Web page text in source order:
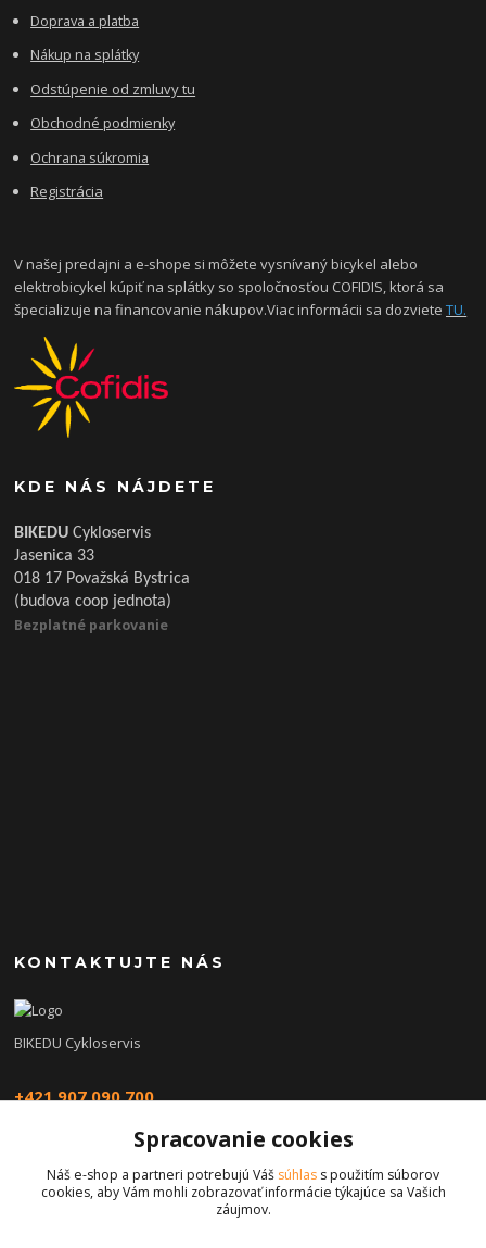
Doprava a platba
Nákup na splátky
Odstúpenie od zmluvy tu
Obchodné podmienky
Ochrana súkromia
Registrácia
V našej predajni a e-shope si môžete vysnívaný bicykel alebo
elektrobicykel kúpiť na splátky so spoločnosťou COFIDIS, ktorá sa
špecializuje na financovanie nákupov.Viac informácii sa dozvieteTU.
KDE NÁS NÁJDETE
BIKEDUCykloservis
Jasenica 33
018 17 Považská Bystrica
(budova coop jednota)
Bezplatné parkovanie
KONTAKTUJTE NÁS
BIKEDU Cykloservis
+421 907 090 700
eshop@bikedu.sk
Spracovanie cookies
Náš e-shop a partneri potrebujú Váš súhlas s použitím súborov
cookies, aby Vám mohli zobrazovať informácie týkajúce sa Vašich
záujmov.